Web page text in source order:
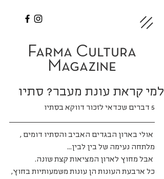
Farma Cultura
Magazine
למי קראת עונת מעבר? סתיו
5 דברים שכדאי לזכור דווקא בסתיו
אולי בארון הבגדים האביב והסתיו דומים ,
מלתחה נעימה של בין לבין...
כל ארבעת העונות הן עונות משמעותיות בחוץ,